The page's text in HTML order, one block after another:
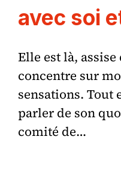
avec soi
Elle est là,
concentre sur
sensations. Tout
parler de son
comité de…